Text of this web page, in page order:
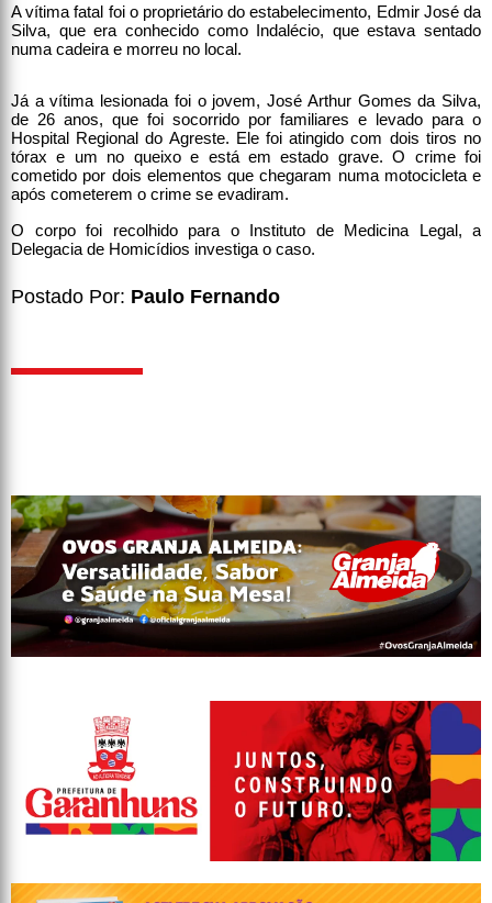
A vítima fatal foi o proprietário do estabelecimento, Edmir José da
Silva, que era conhecido como Indalécio, que estava sentado
numa cadeira e morreu no local.
Já a vítima lesionada foi o jovem, José Arthur Gomes da Silva,
de 26 anos, que foi socorrido por familiares e levado para o
Hospital Regional do Agreste. Ele foi atingido com dois tiros no
tórax e um no queixo e está em estado grave. O crime foi
cometido por dois elementos que chegaram numa motocicleta e
após cometerem o crime se evadiram.
O corpo foi recolhido para o Instituto de Medicina Legal, a
Delegacia de Homicídios investiga o caso.
Postado Por: Paulo Fernando